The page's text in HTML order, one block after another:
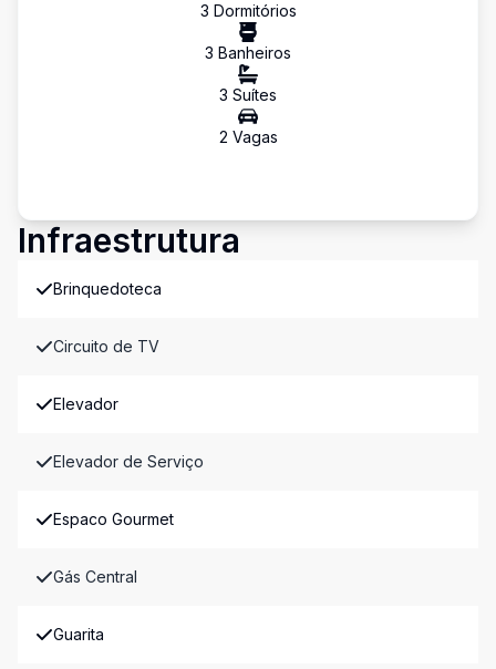
3 Dormitórios
3 Banheiros
3 Suítes
2 Vagas
Infraestrutura
Brinquedoteca
Circuito de TV
Elevador
Elevador de Serviço
Espaco Gourmet
Gás Central
Guarita